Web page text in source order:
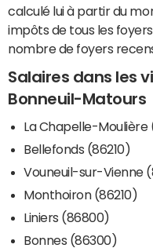
calculé lui à partir du
impôts de tous les
nombre de foyers
Salaires dans les
Bonneuil-Matours
La Chapelle-Moulière
Bellefonds (86210)
Vouneuil-sur-Vienne
Monthoiron (86210)
Liniers (86800)
Bonnes (86300)